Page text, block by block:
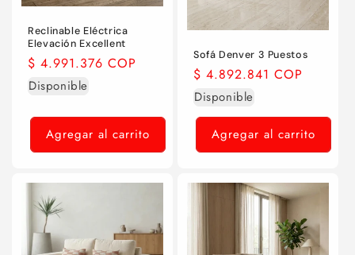
Reclinable Eléctrica
Elevación Excellent
Precio
habitual
$ 4.991.376 COP
Disponible
Agregar al carrito
Sofá Denver 3 Puestos
Precio
habitual
$ 4.892.841 COP
Disponible
Agregar al carrito